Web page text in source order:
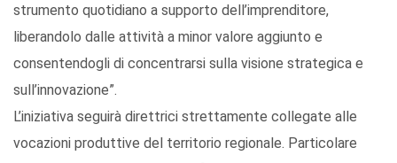
strumento quotidiano a supporto dell’imprenditore,
liberandolo dalle attività a minor valore aggiunto e
consentendogli di concentrarsi sulla visione strategica e
sull’innovazione”.
L’iniziativa seguirà direttrici strettamente collegate alle
vocazioni produttive del territorio regionale. Particolare